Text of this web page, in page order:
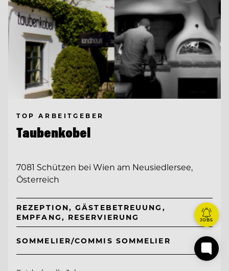
TOP ARBEITGEBER
Taubenkobel
7081 Schützen bei Wien am Neusiedlersee,
Österreich
REZEPTION, GÄSTEBETREUUNG,
EMPFANG, RESERVIERUNG
SOMMELIER/COMMIS SOMMELIER
JOBS